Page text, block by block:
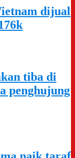
dijual
tiba di
penghujung